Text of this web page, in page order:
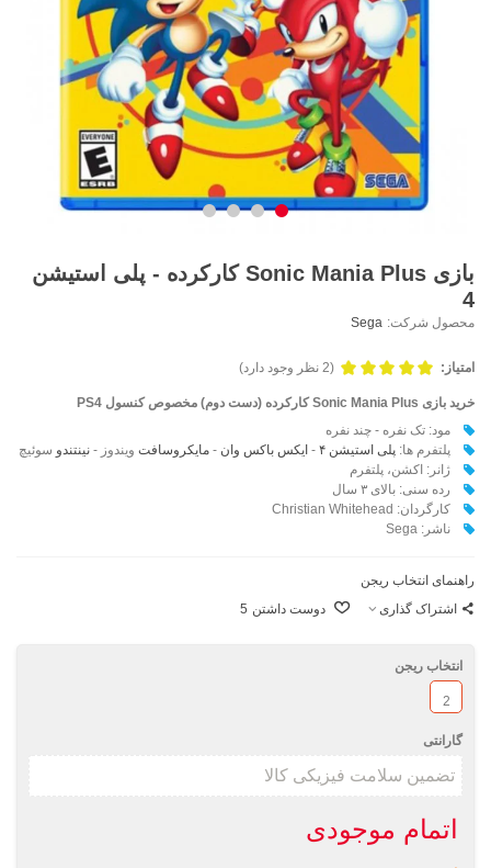
بازی Sonic Mania Plus کارکرده - پلی استیشن
4
محصول شرکت: Sega
امتیاز: (2 نظر وجود دارد)
خرید بازی Sonic Mania Plusکارکرده (دست دوم) مخصوص کنسول PS4
مود: تک نفره - چند نفره
پلتفرم ها:پلی استیشن ۴ -ایکس باکس وان -مایکروسافت ویندوز -نینتندو سوئیچ
ژانر: اکشن، پلتفرم
رده سنی: بالای ۳ سال
کارگردان: Christian Whitehead
ناشر:‌ Sega
راهنمای انتخاب ریجن
اشتراک گذاری
دوست داشتن 5
انتخاب ریجن
2
گارانتی
اتمام موجودی